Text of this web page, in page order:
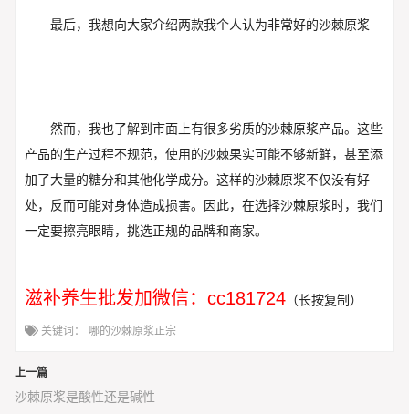
最后，我想向大家介绍两款我个人认为非常好的沙棘原浆
然而，我也了解到市面上有很多劣质的沙棘原浆产品。这些
产品的生产过程不规范，使用的沙棘果实可能不够新鲜，甚至添
加了大量的糖分和其他化学成分。这样的沙棘原浆不仅没有好
处，反而可能对身体造成损害。因此，在选择沙棘原浆时，我们
一定要擦亮眼睛，挑选正规的品牌和商家。
滋补养生批发加微信：cc181724（长按复制）
关键词： 哪的沙棘原浆正宗
上一篇
沙棘原浆是酸性还是碱性